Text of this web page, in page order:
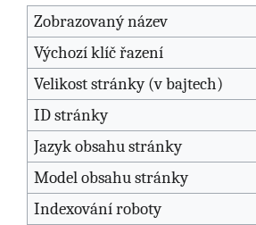
Zobrazovaný název
Výchozí klíč řazení
Velikost stránky (v bajtech)
ID stránky
Jazyk obsahu stránky
Model obsahu stránky
Indexování roboty